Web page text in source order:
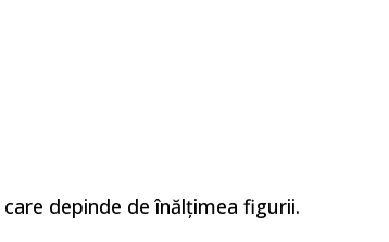
depinde de înălțimea figurii.